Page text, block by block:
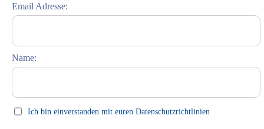
Learning Russian
Celebrations (праздники)
Press clips
Email Adresse:
Name:
Ich bin einverstanden mit euren Datenschutzrichtlinien